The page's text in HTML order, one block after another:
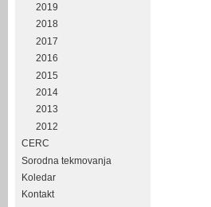
2019
2018
2017
2016
2015
2014
2013
2012
CERC
Sorodna tekmovanja
Koledar
Kontakt